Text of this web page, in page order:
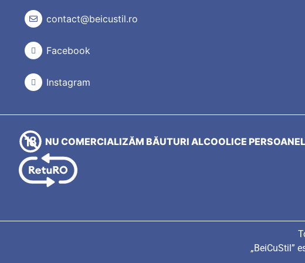
contact@beicustil.ro
Facebook
Instagram
NU COMERCIALIZĂM BĂUTURI ALCOOLICE
„BeiCuStil”